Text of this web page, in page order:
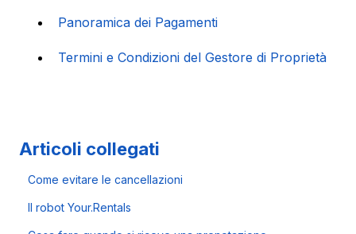
Panoramica dei Pagamenti
Termini e Condizioni del Gestore di Proprietà
Articoli collegati
Come evitare le cancellazioni
Il robot Your.Rentals